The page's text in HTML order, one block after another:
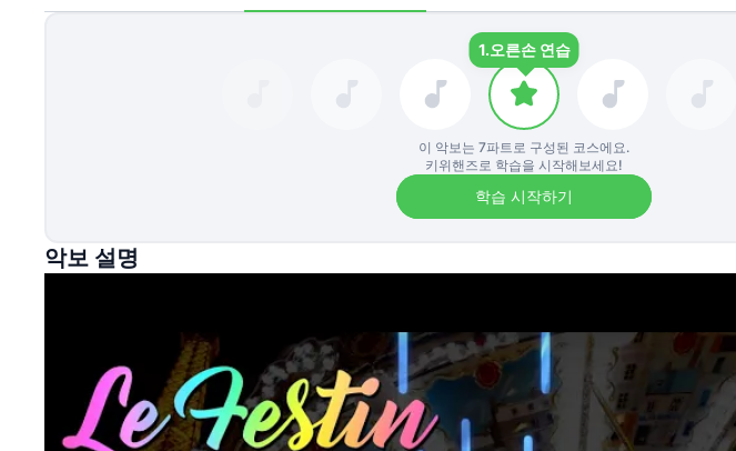
1.오른손 연습
이 악보는 7파트로 구성된 코스에요.
키위핸즈로 학습을 시작해보세요!
학습 시작하기
악보 설명